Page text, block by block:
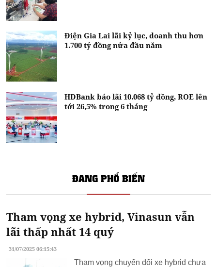
Điện Gia Lai lãi kỷ lục, doanh thu hơn
1.700 tỷ đồng nửa đầu năm
HDBank báo lãi 10.068 tỷ đồng, ROE lên
tới 26,5% trong 6 tháng
ĐANG PHỔ BIẾN
Tham vọng xe hybrid, Vinasun vẫn
lãi thấp nhất 14 quý
31/07/2025 06:15:43
Tham vọng chuyển đổi xe hybrid chưa